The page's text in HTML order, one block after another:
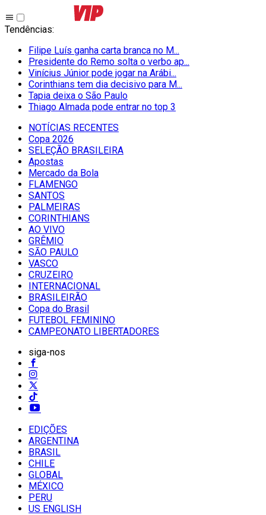
Tendências:
Filipe Luís ganha carta branca no M...
Presidente do Remo solta o verbo ap...
Vinícius Júnior pode jogar na Arábi...
Corinthians tem dia decisivo para M...
Tapia deixa o São Paulo
Thiago Almada pode entrar no top 3
NOTÍCIAS RECENTES
Copa 2026
SELEÇÃO BRASILEIRA
Apostas
Mercado da Bola
FLAMENGO
SANTOS
PALMEIRAS
CORINTHIANS
AO VIVO
GRÊMIO
SĀO PAULO
VASCO
CRUZEIRO
INTERNACIONAL
BRASILEIRÃO
Copa do Brasil
FUTEBOL FEMININO
CAMPEONATO LIBERTADORES
siga-nos
EDIÇÕES
ARGENTINA
BRASIL
CHILE
GLOBAL
MÉXICO
PERU
US ENGLISH